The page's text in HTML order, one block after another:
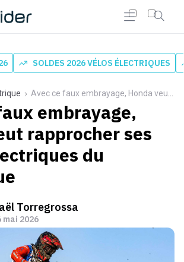
SOLDES 2026 VÉLOS ÉLECTRIQUES
Avec ce faux embrayage, Honda veut rapprocher ses motos électriques du thermique
embrayage,
rapprocher ses
du
Torregrossa
mai 2026